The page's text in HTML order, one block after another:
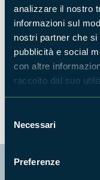
analizzare il nostro
informazioni sul
nostri partner che
pubblicità e social
con altre
raccolto dal suo
delNecessari
Preferenze
In viaggio lungo
più a fondo le
del Circeo
NEWS